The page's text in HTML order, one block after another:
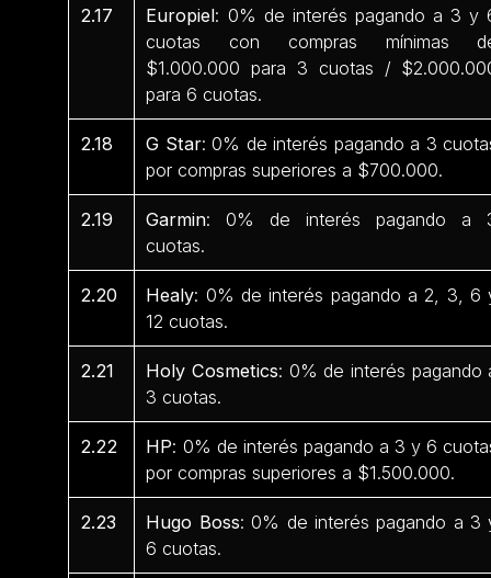
2.17 Europiel: 0% de interés pagando a 3 y
cuotas con compras mínimas
$1.000.000 para 3 cuotas /
para 6 cuotas.
2.18 G Star: 0% de interés pagando a 3
por compras superiores a $700.000.
2.19 Garmin: 0% de interés pagando a
cuotas.
2.20 Healy: 0% de interés pagando a 2, 3, 6
12 cuotas.
2.21 Holy Cosmetics: 0% de interés pagando
3 cuotas.
2.22 HP: 0% de interés pagando a 3 y 6
por compras superiores a $1.500.000.
2.23 Hugo Boss: 0% de interés pagando a 3
6 cuotas.